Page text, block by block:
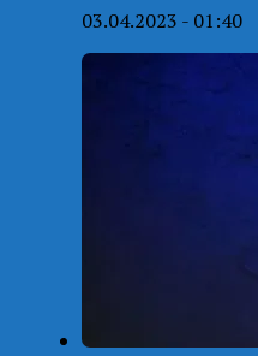
03.04.2023 - 01:40